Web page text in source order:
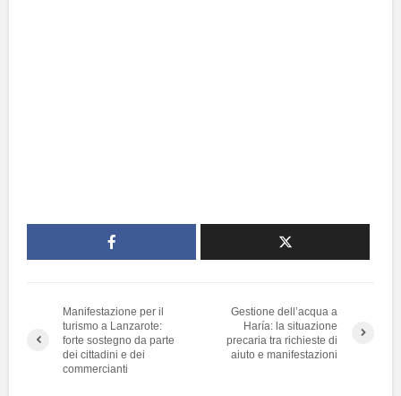
Manifestazione per il
turismo a Lanzarote:
forte sostegno da parte
dei cittadini e dei
commercianti
Gestione dell’acqua a
Haría: la situazione
precaria tra richieste di
aiuto e manifestazioni